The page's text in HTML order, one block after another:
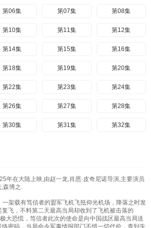
第06集 第07集 第08集
第10集 第11集 第12集
第14集 第15集 第16集
第18集 第19集 第20集
第22集 第23集 第24集
第26集 第27集 第28集
第30集 第31集 第32集
第42集 第43集 第44集
年在大陆上映,由赵一龙,肖恩·皮奇尼诺导演,主要演员
森博之.
载有笃信者的盟军飞机飞抵仰光机场，降落之时发
飞，不料第二天最高当局却收到了飞机被击落的
大恐慌，笃信者此次的使命是向中国战区最高当局送
密码，当局命令军事情报部门不惜一切代价，查到失